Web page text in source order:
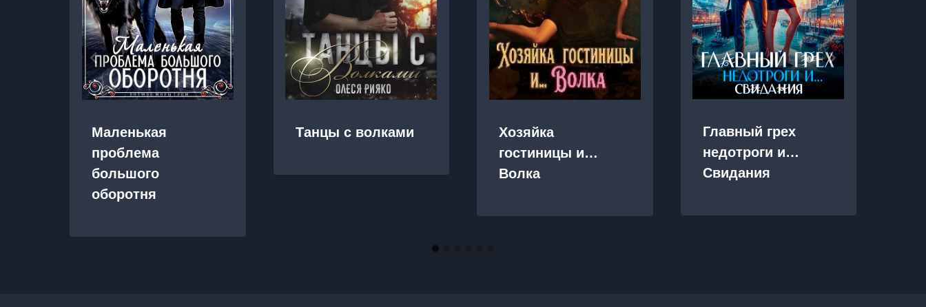
Маленькая
проблема
большого
оборотня
Танцы с волками
Хозяйка
гостиницы и…
Волка
Главный грех
недотроги и…
Свидания